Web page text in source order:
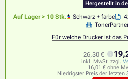
Hergestellt in
Auf Lager > 10 Stk. Schwarz + farbe
TonerPartner
Für welche Drucker ist das
26,30 €
inkl. MwSt. zzgl.
16,01 € ohne
Niedrigster Preis der letzten